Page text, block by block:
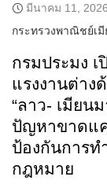
มีนาคม 11, 2026
กระทรวงพาณิชย์เ
กรมประมง เ
แรงงานต่าง
“ลาว- เมียน
ปัญหาขาดแ
ป้องกันการท
กฎหมาย